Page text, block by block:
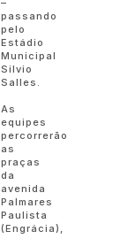
–
passando
pelo
Estádio
Municipal
Silvio
Salles.
As
equipes
percorrerão
as
praças
da
avenida
Palmares
Paulista
(Engrácia),